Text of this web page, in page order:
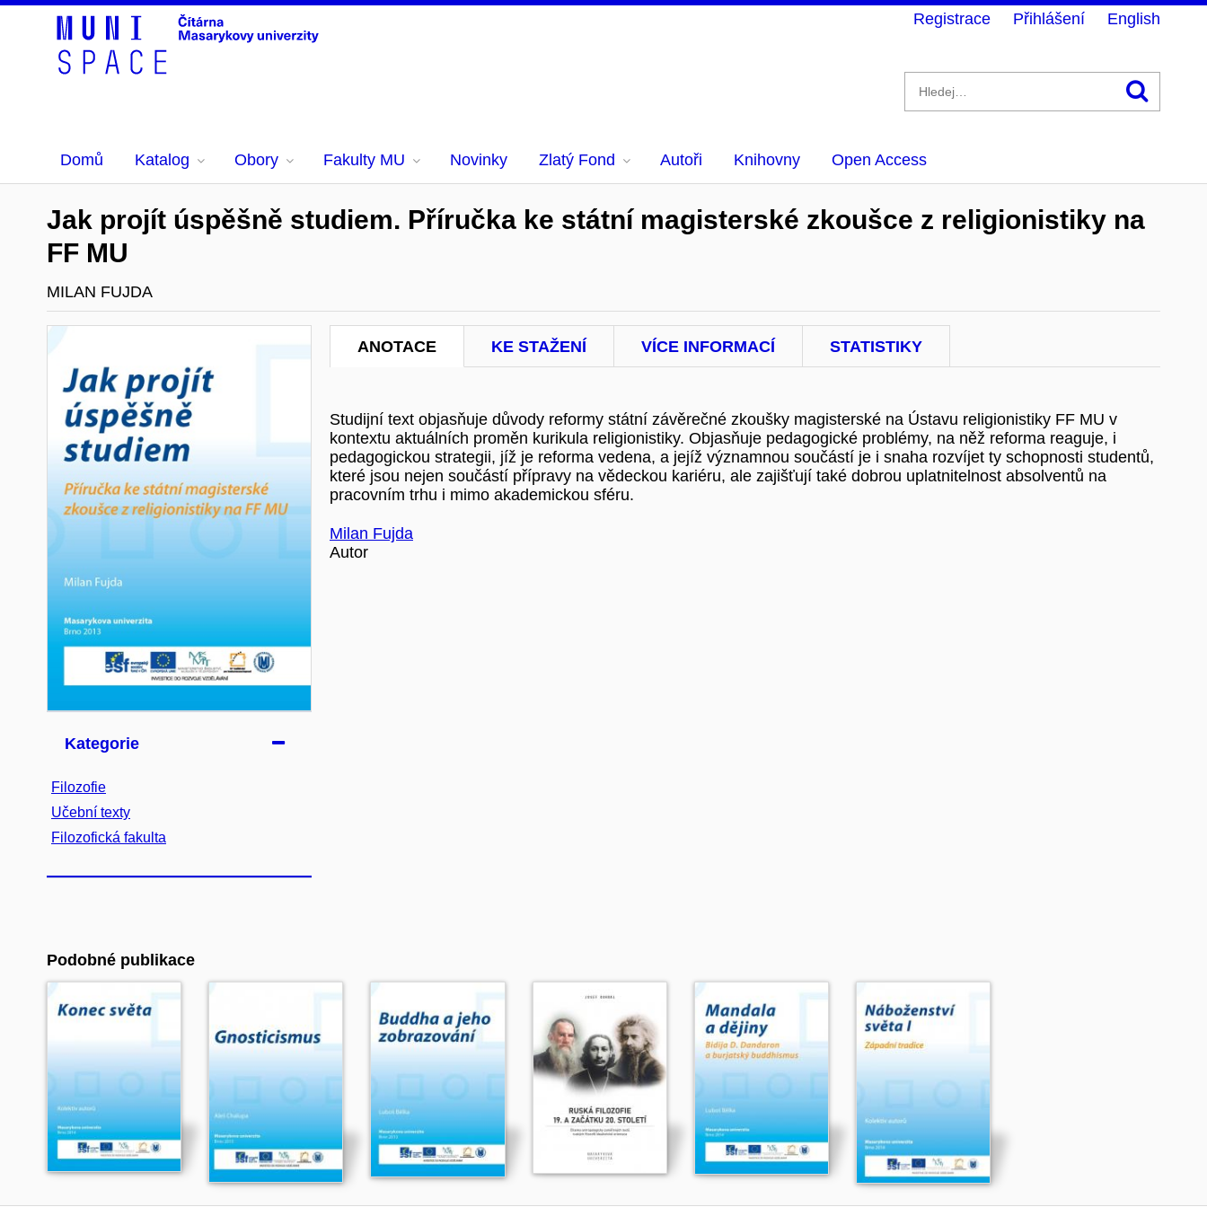
Domů Katalog Obory Fakulty MU Novinky Zlatý Fond Autoři Knihovny Open Access
Registrace Přihlášení English
Jak projít úspěšně studiem. Příručka ke státní magisterské zkoušce z religionistiky na
FF MU
MILAN FUJDA
Kategorie
Filozofie
Učební texty
Filozofická fakulta
ANOTACE KE STAŽENÍ VÍCE INFORMACÍ STATISTIKY
Studijní text objasňuje důvody reformy státní závěrečné zkoušky magisterské na Ústavu religionistiky FF MU v
kontextu aktuálních proměn kurikula religionistiky. Objasňuje pedagogické problémy, na něž reforma reaguje, i
pedagogickou strategii, jíž je reforma vedena, a jejíž významnou součástí je i snaha rozvíjet ty schopnosti studentů,
které jsou nejen součástí přípravy na vědeckou kariéru, ale zajišťují také dobrou uplatnitelnost absolventů na
pracovním trhu i mimo akademickou sféru.
Milan Fujda
Autor
Podobné publikace